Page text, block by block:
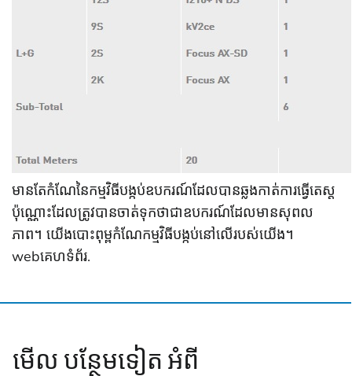
មានតែកំណែនៃកម្មវិធីបង្កប់ឧបករណ៍ដែលបានឆ្លងកាត់ការធ្វើតេស្ត
ប៉ុណ្ណោះដែលត្រូវបានចាត់ទុកថាជាឧបករណ៍ដែលមានសុពល
ភាព។ យើងបោះពុម្ពកំណែកម្មវិធីបង្កប់នៅលើរបស់យើង។
webគេហទំព័រ.
មើល បន្ថែមទៀត អំពី